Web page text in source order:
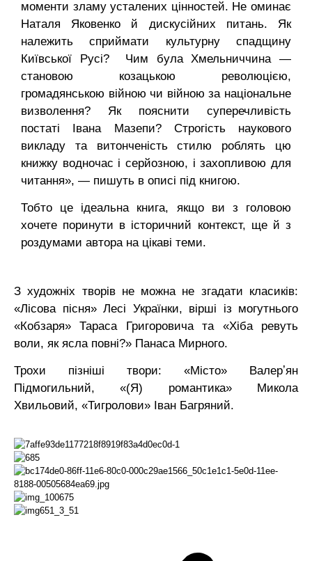
моменти зламу усталених цінностей. Не оминає
Наталя Яковенко й дискусійних питань. Як
належить сприймати культурну спадщину
Київської Русі? Чим була Хмельниччина —
становою козацькою революцією,
громадянською війною чи війною за національне
визволення? Як пояснити суперечливість
постаті Івана Мазепи? Строгість наукового
викладу та витонченість стилю роблять цю
книжку водночас і серйозною, і захопливою для
читання», — пишуть в описі під книгою.
Тобто це ідеальна книга, якщо ви з головою
хочете поринути в історичний контекст, ще й з
роздумами автора на цікаві теми.
З художніх творів не можна не згадати класиків:
«Лісова пісня» Лесі Українки, вірші із могутнього
«Кобзаря» Тараса Григоровича та «Хіба ревуть
воли, як ясла повні?» Панаса Мирного.
Трохи пізніші твори: «Місто» Валерʼян
Підмогильний, «(Я) романтика» Микола
Хвильовий, «Тигролови» Іван Багряний.